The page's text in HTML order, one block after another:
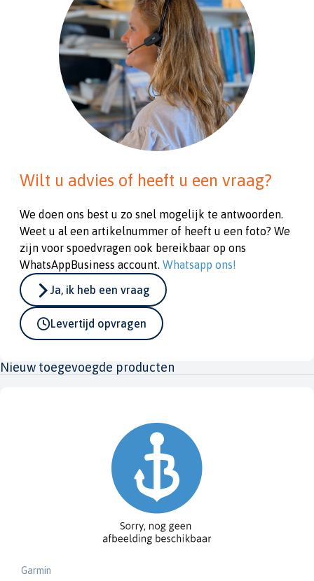
Wilt u advies of heeft u een vraag?
We doen ons best u zo snel mogelijk te antwoorden.
Weet u al een artikelnummer of heeft u een foto? We
zijn voor spoedvragen ook bereikbaar op ons
WhatsAppBusiness account. Whatsapp ons!
Ja, ik heb een vraag
Levertijd opvragen
Nieuw toegevoegde producten
Garmin